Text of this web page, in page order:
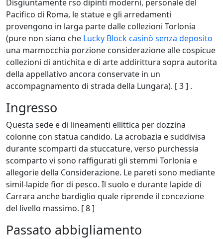
Disgiuntamente rso dipinti moderni, personale del
Pacifico di Roma, le statue e gli arredamenti
provengono in larga parte dalle collezioni Torlonia
(pure non siano che Lucky Block casinò senza deposito
una marmocchia porzione considerazione alle cospicue
collezioni di antichita e di arte addirittura sopra autorita
della appellativo ancora conservate in un
accompagnamento di strada della Lungara). [ 3 ] .
Ingresso
Questa sede e di lineamenti ellittica per dozzina
colonne con statua candido. La acrobazia e suddivisa
durante scomparti da stuccature, verso purchessia
scomparto vi sono raffigurati gli stemmi Torlonia e
allegorie della Considerazione. Le pareti sono mediante
simil-lapide fior di pesco. Il suolo e durante lapide di
Carrara anche bardiglio quale riprende il concezione
del livello massimo. [ 8 ]
Passato abbigliamento